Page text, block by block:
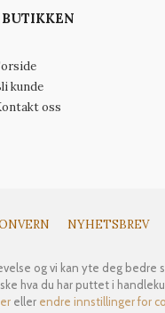
kunde
oss
NYHETSBREV
og vi kan yte deg bedre
hva du har puttet i
eller endre innstillinger for